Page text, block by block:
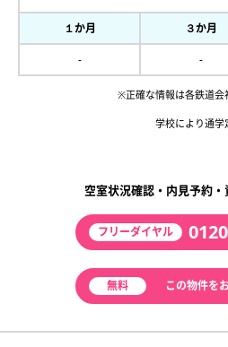
１か月 ３か月
- -
※正確な情報は各鉄道会
学校により通学
空室状況確認・内見予約
フリーダイヤル
無料 この物件を